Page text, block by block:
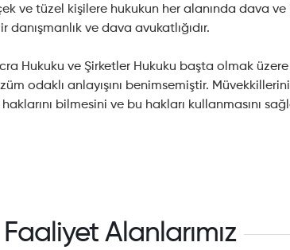
ve tüzel kişilere hukukun her alanında dava
ve dava avukatlığıdır.
Hukuku ve Şirketler Hukuku başta olmak
odaklı anlayışını benimsemiştir.
bilmesini ve bu hakları kullanmasını
Faaliyet Alanlarımız